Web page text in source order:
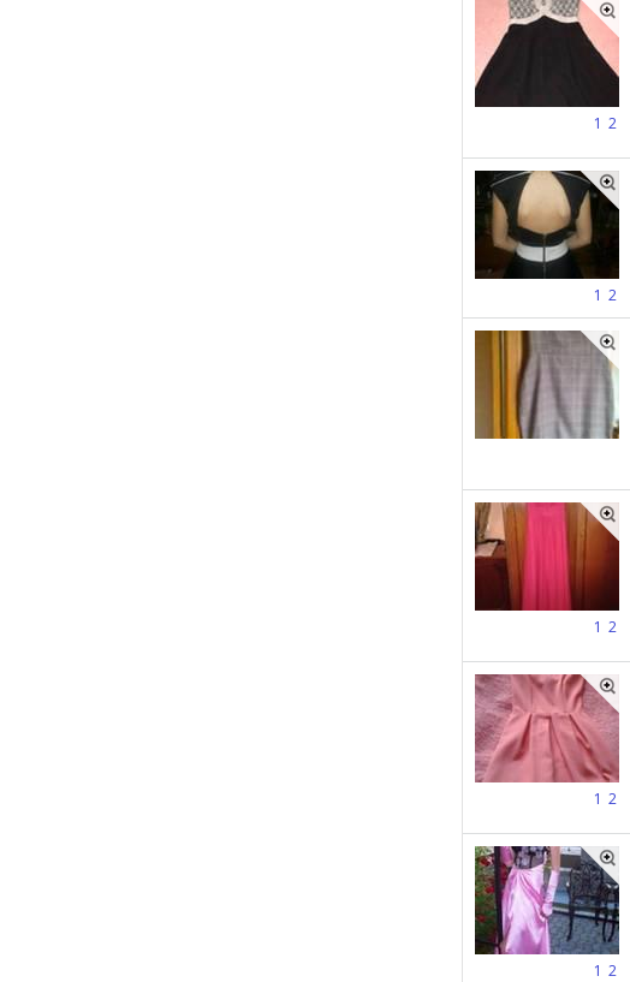
1 2
1 2
1 2
1 2
1 2